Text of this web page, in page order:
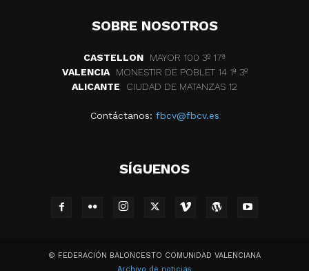
SOBRE NOSOTROS
CASTELLON
MAYOR 100 3º 17ª
VALENCIA
MONESTIR DE POBLET 14 1ª 3º
ALICANTE
CIUDAD DE MATANZAS 12
Contáctanos: fbcv@fbcv.es
SÍGUENOS
© FEDERACIÓN BALONCESTO COMUNIDAD VALENCIANA